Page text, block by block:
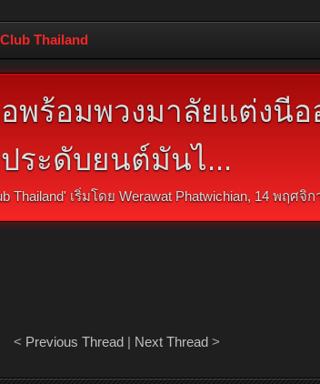
Thailand
ร้อมพวงมาลัยแต่งนี
ประดับยนต์มันไ...
Thailand' เริ่มโดยWerawat Phatwichian, 14 พฤศจิก
< Previous Thread| Next Thread>